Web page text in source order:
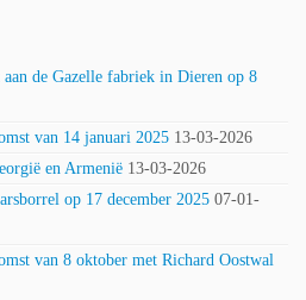
de Gazelle fabriek in Dieren op 8
van 14 januari 2025 13-03-2026
en Armenië 13-03-2026
op 17 december 2025 07-01-
van 8 oktober met Richard Oostwal